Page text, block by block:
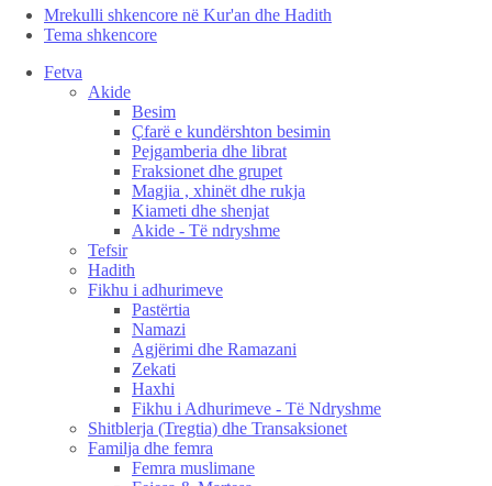
Mrekulli shkencore në Kur'an dhe Hadith
Tema shkencore
Fetva
Akide
Besim
Çfarë e kundërshton besimin
Pejgamberia dhe librat
Fraksionet dhe grupet
Magjia , xhinët dhe rukja
Kiameti dhe shenjat
Akide - Të ndryshme
Tefsir
Hadith
Fikhu i adhurimeve
Pastërtia
Namazi
Agjërimi dhe Ramazani
Zekati
Haxhi
Fikhu i Adhurimeve - Të Ndryshme
Shitblerja (Tregtia) dhe Transaksionet
Familja dhe femra
Femra muslimane